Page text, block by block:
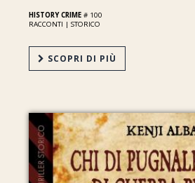
HISTORY CRIME # 100
RACCONTI |STORICO
SCOPRI DI PIÙ